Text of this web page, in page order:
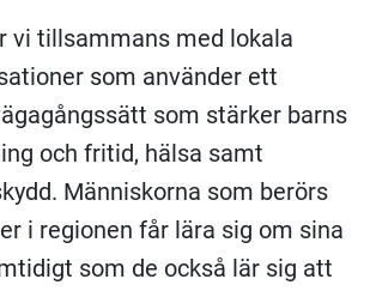
vi tillsammans med lokala
som använder ett
som stärker barns
och fritid, hälsa samt
Människorna som berörs
i regionen får lära sig om sina
som de också lär sig att